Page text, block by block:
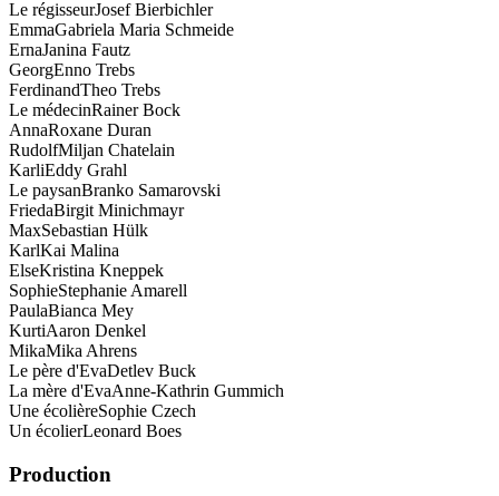
Le régisseurJosef Bierbichler
EmmaGabriela Maria Schmeide
ErnaJanina Fautz
GeorgEnno Trebs
FerdinandTheo Trebs
Le médecinRainer Bock
AnnaRoxane Duran
RudolfMiljan Chatelain
KarliEddy Grahl
Le paysanBranko Samarovski
FriedaBirgit Minichmayr
MaxSebastian Hülk
KarlKai Malina
ElseKristina Kneppek
SophieStephanie Amarell
PaulaBianca Mey
KurtiAaron Denkel
MikaMika Ahrens
Le père d'EvaDetlev Buck
La mère d'EvaAnne-Kathrin Gummich
Une écolièreSophie Czech
Un écolierLeonard Boes
Production